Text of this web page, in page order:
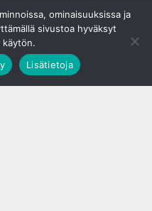
ominaisuuksissa ja
sivustoa hyväksyt
käytön.
Lisätietoja